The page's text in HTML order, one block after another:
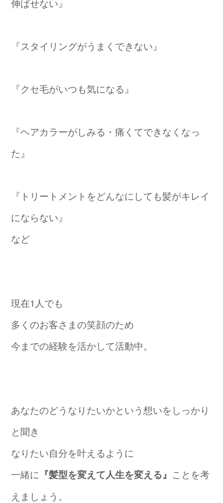
伸ばせない』
『スタイリングがうまくできない』
『クセ毛がいつも気になる』
『ヘアカラーがしみる・痛くてできなくなっ
た』
『トリートメントをどんなにしても髪がキレイ
にならない』
など
現在1人でも
多くのお客さまの笑顔のため
今までの経験を活かして活動中。
あなたのどうなりたいかという想いをしっかり
と聞き
なりたい自分を叶えるように
一緒に 『髪型を変えて人生を変える』 ことを考
えましょう。